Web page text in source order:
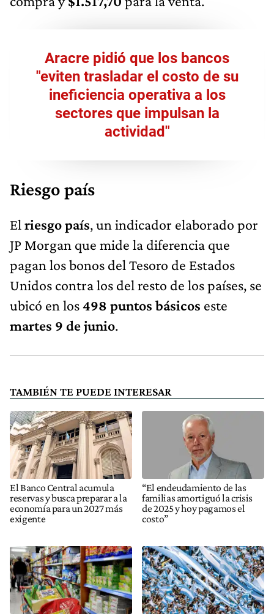
Aracre pidió que los bancos
"eviten trasladar el costo de su
ineficiencia operativa a los
sectores que impulsan la
actividad"
Riesgo país
El riesgo país, un indicador elaborado por
JP Morgan que mide la diferencia que
pagan los bonos del Tesoro de Estados
Unidos contra los del resto de los países, se
ubicó en los498 puntos básicos este
martes 9 de junio.
TAMBIÉN TE PUEDE INTERESAR
El Banco Central acumula
reservas y busca preparar a la
economía para un 2027 más
exigente
“El endeudamiento de las
familias amortiguó la crisis
de 2025 y hoy pagamos el
costo”